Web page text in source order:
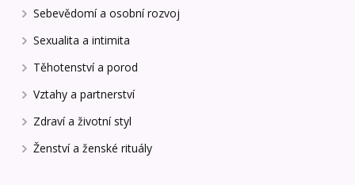
Sebevědomí a osobní rozvoj
Sexualita a intimita
Těhotenství a porod
Vztahy a partnerství
Zdraví a životní styl
Ženství a ženské rituály